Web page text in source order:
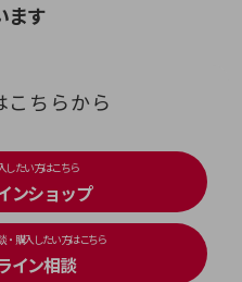
ます
こちらから
したい方はこちら
ンショップ
・購入したい方はこちら
イン相談